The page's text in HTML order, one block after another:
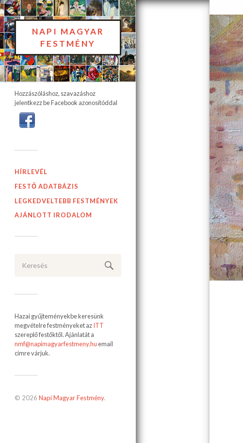
NAPI MAGYAR
FESTMÉNY
Hozzászóláshoz, szavazáshoz
jelentkezz be Facebook azonosítóddal
HÍRLEVÉL
FESTŐ ADATBÁZIS
LEGKEDVELTEBB FESTMÉNYEK
AJÁNLOTT IRODALOM
Hazai gyűjteményekbe keresünk
megvételre festményeket azITT
szereplő festőktől. Ajánlatát a
nmf@napimagyarfestmeny.hu email
címre várjuk.
© 2026 Napi Magyar Festmény.